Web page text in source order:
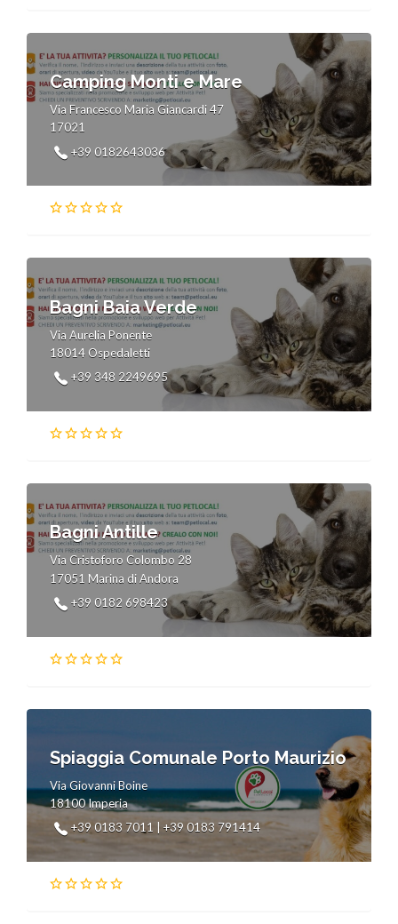
Camping Monti e Mare
Via Francesco Maria Giancardi 47
17021
+39 0182643036
Bagni Baia Verde
Via Aurelia Ponente
18014 Ospedaletti
+39 348 2249695
Bagni Antille
Via Cristoforo Colombo 28
17051 Marina di Andora
+39 0182 698423
Spiaggia Comunale Porto Maurizio
Via Giovanni Boine
18100 Imperia
+39 0183 7011 | +39 0183 791414